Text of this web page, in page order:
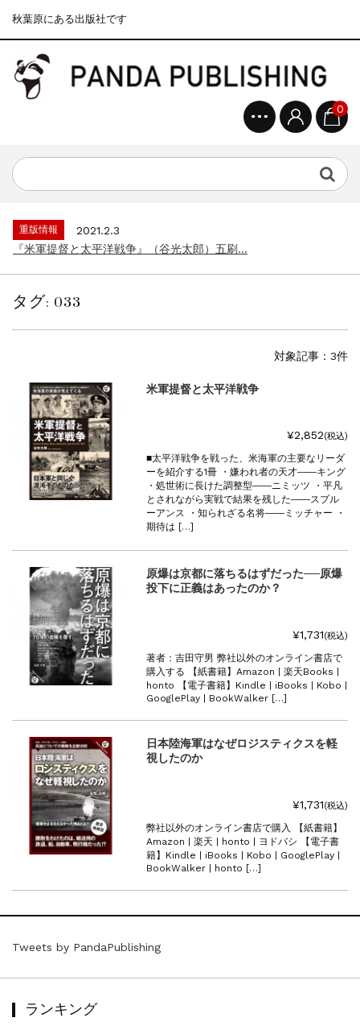
秋葉原にある出版社です
0
『F-2超入門』（関 賢太郎）三刷...
重版情報
2021.3.25
重版情報
2021.2.3
『米軍提督と太平洋戦争』（谷光太郎）五刷...
重版情報
2020.12.18
重版情報
2021.3.25
『〈決定版〉ソ連・ロシア 戦車王国の系譜...
重版情報
2021.2.3
『米軍提督と太平洋戦争』（谷光太郎）五刷...
重版情報
2020.12.18
『「砲兵」から見た世界大戦』（古峰文三）...
重版情報
2020.12.18
『日本陸海軍はなぜロジスティクスを軽視し...
タグ:033
対象記事：3件
米軍提督と太平洋戦争
¥2,852(税込)
■太平洋戦争を戦った、米海軍の主要なリーダ
ーを紹介する1冊 ・嫌われ者の天才――キング
・処世術に長けた調整型――ニミッツ ・平凡
とされながら実戦で結果を残した――スプル
ーアンス ・知られざる名将――ミッチャー ・
期待は […]
原爆は京都に落ちるはずだった──原爆
投下に正義はあったのか？
¥1,731(税込)
著者：吉田守男 弊社以外のオンライン書店で
購入する 【紙書籍】Amazon | 楽天Books |
honto 【電子書籍】Kindle | iBooks | Kobo |
GooglePlay | BookWalker […]
日本陸海軍はなぜロジスティクスを軽
視したのか
¥1,731(税込)
弊社以外のオンライン書店で購入 【紙書籍】
Amazon | 楽天 | honto | ヨドバシ 【電子書
籍】Kindle | iBooks | Kobo | GooglePlay |
BookWalker | honto […]
Tweets by PandaPublishing
ランキング